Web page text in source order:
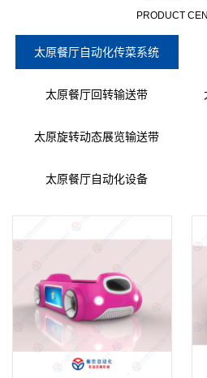
PRODUCT
太原餐厅自动化传菜系统
太原餐厅回转输送带
太原旋转动态展览输送带
太原餐厅自动化设备